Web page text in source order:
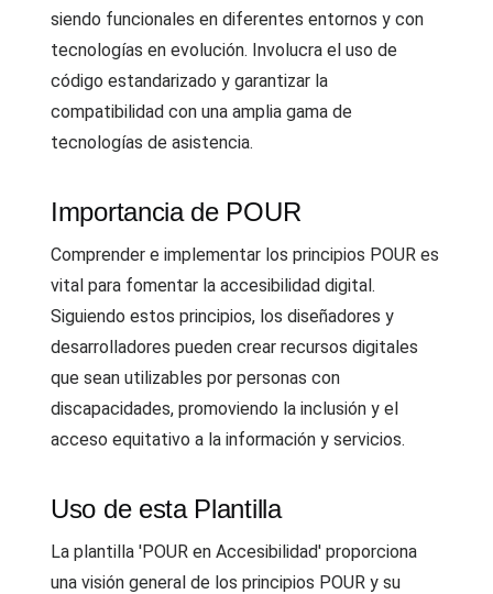
siendo funcionales en diferentes entornos y con
tecnologías en evolución. Involucra el uso de
código estandarizado y garantizar la
compatibilidad con una amplia gama de
tecnologías de asistencia.
Importancia de POUR
Comprender e implementar los principios POUR es
vital para fomentar la accesibilidad digital.
Siguiendo estos principios, los diseñadores y
desarrolladores pueden crear recursos digitales
que sean utilizables por personas con
discapacidades, promoviendo la inclusión y el
acceso equitativo a la información y servicios.
Uso de esta Plantilla
La plantilla 'POUR en Accesibilidad' proporciona
una visión general de los principios POUR y su